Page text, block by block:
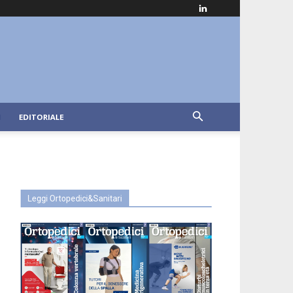
EDITORIALE
Leggi Ortopedici&Sanitari